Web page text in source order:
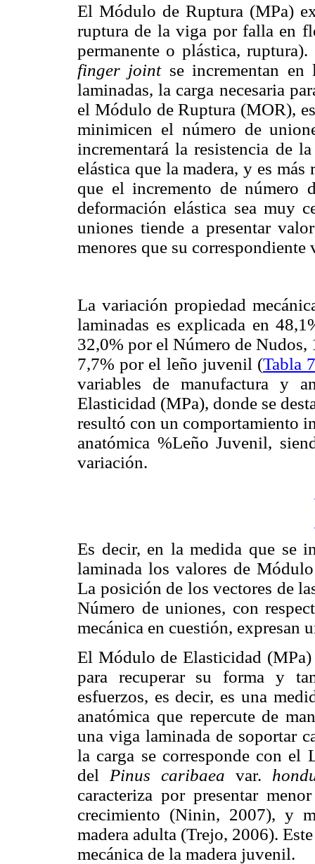
El Módulo de Ruptura (MPa)
ruptura de la viga por falla en
permanente o plástica,
finger joint se incrementan
laminadas, la carga necesaria
el Módulo de Ruptura (MOR),
minimicen el número de
incrementará la resistencia de
elástica que la madera, y es
que el incremento de número
deformación elástica sea muy
uniones tiende a presentar
menores que su correspondiente
La variación propiedad
laminadas es explicada en
32,0% por el Número de Nudos,
7,7% por el leño juvenil (Tabla
variables de manufactura y
Elasticidad (MPa), donde se
resultó con un comportamiento
anatómica %Leño Juvenil,
variación.
Es decir, en la medida que se
laminada los valores de
La posición de los vectores de
Número de uniones, con
mecánica en cuestión, expresan
El Módulo de Elasticidad
para recuperar su forma y
esfuerzos, es decir, es una
anatómica que repercute de
una viga laminada de soportar
la carga se corresponde con el
del Pinus caribaeavar.
caracteriza por presentar
crecimiento (Ninin, 2007), y
madera adulta (Trejo, 2006).
mecánica de la madera juvenil.